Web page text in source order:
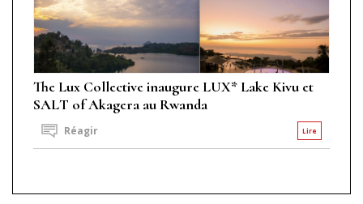
The Lux Collective inaugure LUX* Lake Kivu et
SALT of Akagera au Rwanda
Lire
Réagir